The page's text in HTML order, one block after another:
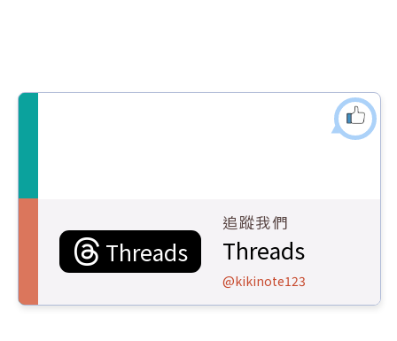
Threads
追蹤我們
Threads
@kikinote123